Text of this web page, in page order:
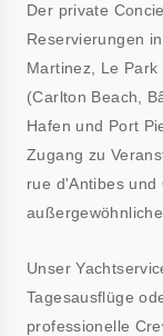
Der private
Reservierungen
Martinez, Le
(Carlton Beach,
Hafen und Port
Zugang zu
rue d'Antibes und
Unser
Tagesausflüge
professionelle